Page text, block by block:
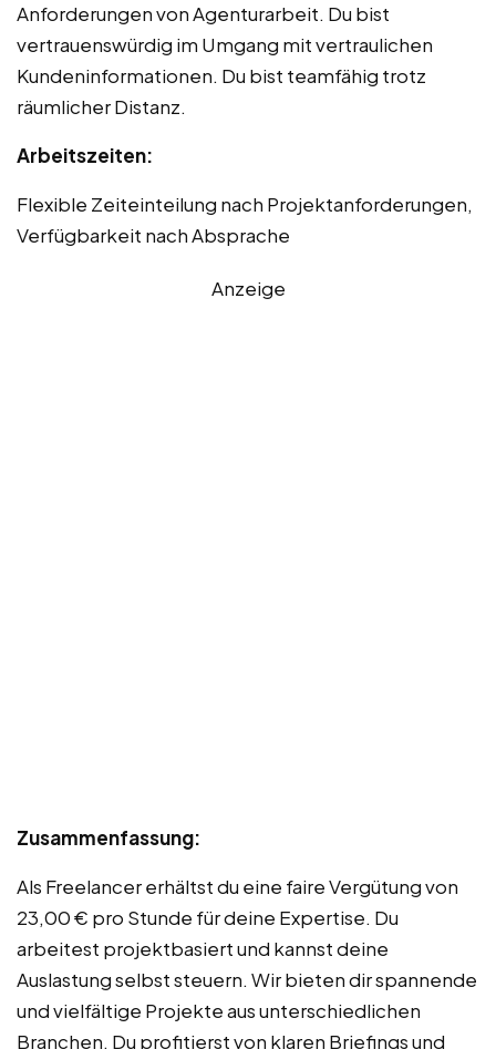
Anforderungen von Agenturarbeit. Du bist
vertrauenswürdig im Umgang mit vertraulichen
Kundeninformationen. Du bist teamfähig trotz
räumlicher Distanz.
Arbeitszeiten:
Flexible Zeiteinteilung nach Projektanforderungen,
Verfügbarkeit nach Absprache
Anzeige
Zusammenfassung:
Als Freelancer erhältst du eine faire Vergütung von
23,00 € pro Stunde für deine Expertise. Du
arbeitest projektbasiert und kannst deine
Auslastung selbst steuern. Wir bieten dir spannende
und vielfältige Projekte aus unterschiedlichen
Branchen. Du profitierst von klaren Briefings und